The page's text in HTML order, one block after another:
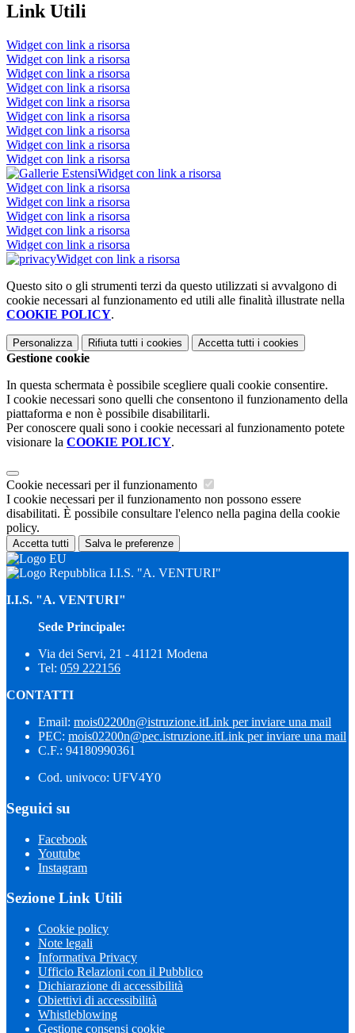
Link Utili
Widget con link a risorsa
Widget con link a risorsa
Widget con link a risorsa
Widget con link a risorsa
Widget con link a risorsa
Widget con link a risorsa
Widget con link a risorsa
Widget con link a risorsa
Widget con link a risorsa
Widget con link a risorsa
Widget con link a risorsa
Widget con link a risorsa
Widget con link a risorsa
Widget con link a risorsa
Widget con link a risorsa
Widget con link a risorsa
Questo sito o gli strumenti terzi da questo utilizzati si avvalgono di
cookie necessari al funzionamento ed utili alle finalità illustrate nella
COOKIE POLICY.
Personalizza Rifiuta tutti i cookies Accetta tutti i cookies
Gestione cookie
In questa schermata è possibile scegliere quali cookie consentire.
I cookie necessari sono quelli che consentono il funzionamento della
piattaforma e non è possibile disabilitarli.
Per conoscere quali sono i cookie necessari al funzionamento potete
visionare la COOKIE POLICY.
Cookie necessari per il funzionamento
I cookie necessari per il funzionamento non possono essere
disabilitati. È possibile consultare l'elenco nella pagina della cookie
policy.
Accetta tutti Salva le preferenze
I.I.S. "A. VENTURI"
I.I.S. "A. VENTURI"
Sede Principale:
Via dei Servi, 21 - 41121 Modena
Tel: 059 222156
CONTATTI
Email: mois02200n@istruzione.itLink per inviare una mail
PEC: mois02200n@pec.istruzione.itLink per inviare una mail
C.F.: 94180990361
Cod. univoco: UFV4Y0
Seguici su
Facebook
Youtube
Instagram
Sezione Link Utili
Cookie policy
Note legali
Informativa Privacy
Ufficio Relazioni con il Pubblico
Dichiarazione di accessibilità
Obiettivi di accessibilità
Whistleblowing
Gestione consensi cookie